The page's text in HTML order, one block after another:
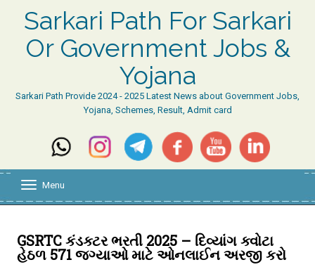
Sarkari Path For Sarkari
Or Government Jobs &
Yojana
Sarkari Path Provide 2024 - 2025 Latest News about Government Jobs,
Yojana, Schemes, Result, Admit card
l
e
n
Menu
GSRTC કંડક્ટર ભરતી 2025 – દિવ્યાંગ ક્વોટા
હેઠળ 571 જગ્યાઓ માટે ઓનલાઈન અરજી કરો